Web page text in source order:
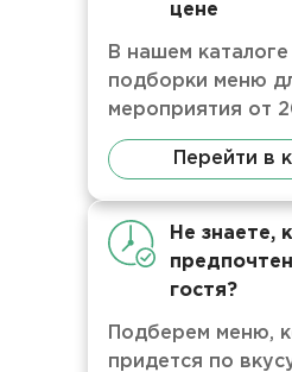
цене
В нашем
подборки меню
мероприятия от
Перейти в
Не знаете,
гостя?
Подберем меню,
придется по